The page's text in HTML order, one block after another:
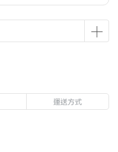
運送方式